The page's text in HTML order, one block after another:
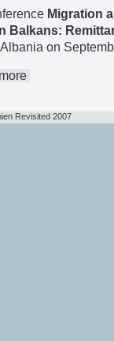
Migration
Balkans:
on
Revisited 2007